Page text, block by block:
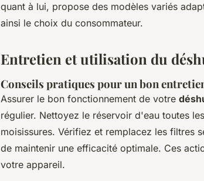
quant à lui, propose des modèles variés
ainsi le choix du consommateur.
Entretien et utilisation du
Conseils pratiques pour un bon
Assurer le bon fonctionnement de votre
régulier. Nettoyez le réservoir d'eau toutes
moisissures. Vérifiez et remplacez les filtres
de maintenir une efficacité optimale. Ces
votre appareil.